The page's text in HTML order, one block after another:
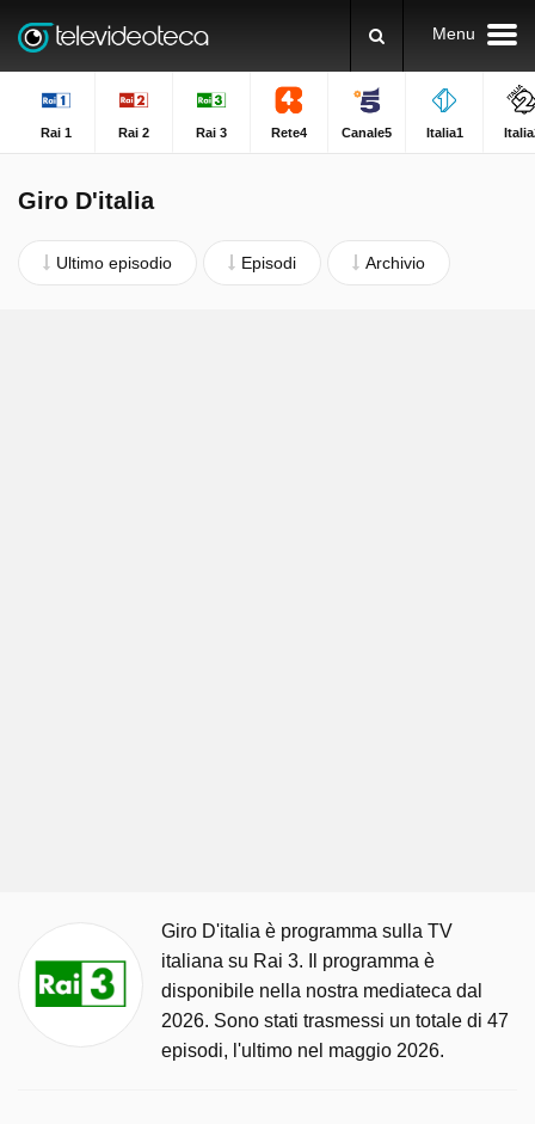
Menu
Rai 1 Rai 2 Rai 3 Rete4 Canale5 Italia1
Giro D'italia
Ultimo episodio Episodi Archivio
Giro D'italia è programma sulla TV
italiana su Rai 3. Il programma è
disponibile nella nostra mediateca dal
2026. Sono stati trasmessi un totale di 47
episodi, l'ultimo nel maggio 2026.